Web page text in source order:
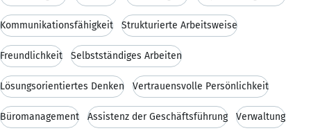
Kommunikationsfähigkeit Strukturierte Arbeitsweise
Freundlichkeit Selbstständiges Arbeiten
Lösungsorientiertes Denken Vertrauensvolle Persönlichkeit
Büromanagement Assistenz der Geschäftsführung Verwaltung